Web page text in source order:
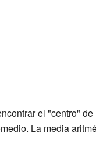
el "centro"
La media